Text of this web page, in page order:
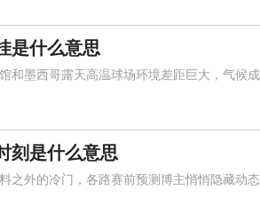
是什么意思
墨西哥露天高温球场环境差距巨大，气候
刻是什么意思
外的冷门，各路赛前预测博主悄悄隐藏动态